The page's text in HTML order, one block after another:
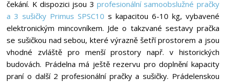
čekání. K dispozici jsou 3 profesionální samoobslužné pračky
a 3 sušičky Primus SPSC10 s kapacitou 6-10 kg, vybavené
elektronickým mincovníkem. Jde o takzvané sestavy pračka
se sušičkou nad sebou, které výrazně šetří prostorem a jsou
vhodné zvláště pro menší prostory např. v historických
budovách. Prádelna má ještě rezervu pro doplnění kapacity
praní o další 2 profesionální pračky a sušičky. Prádelenskou